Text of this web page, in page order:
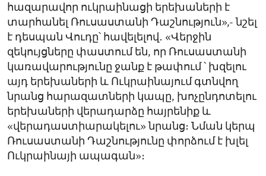
հազարավոր ուկրաինացի երեխաների է
տարհանել Ռուսաստանի Դաշնություն»,- նշել
է դեսպան Վուդը՝ հավելելով․ «Վերջին
զեկույցները փաստում են, որ Ռուսաստանի
կառավարությունը ջանք է թափում ՝ խզելու
այդ երեխաների և Ուկրաինայում գտնվող
նրանց հարազատների կապը, խոչընդոտելու
երեխաների վերադարձը հայրենիք և
«վերադաստիարակելու» նրանց։ Նման կերպ
Ռուսաստանի Դաշնությունը փորձում է խլել
Ուկրաինայի ապագան»։